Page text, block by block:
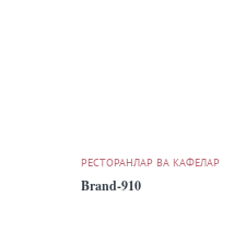
РЕСТОРАНЛАР ВА КАФЕЛАР
Brand-910